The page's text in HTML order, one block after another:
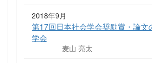
2018年9月
第17回日本社会学会奨励賞・論文
学会
麦山 亮太